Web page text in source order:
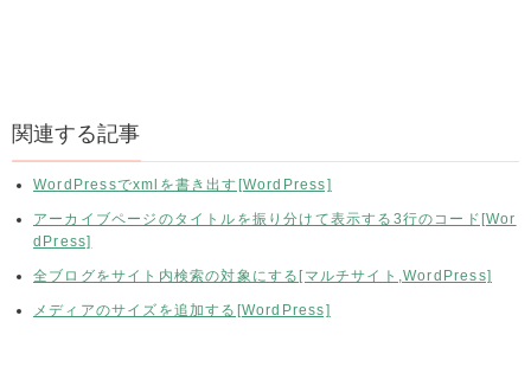
関連する記事
WordPressでxmlを書き出す[WordPress]
アーカイブページのタイトルを振り分けて表示する3行のコード[Wor
dPress]
全ブログをサイト内検索の対象にする[マルチサイト,WordPress]
メディアのサイズを追加する[WordPress]